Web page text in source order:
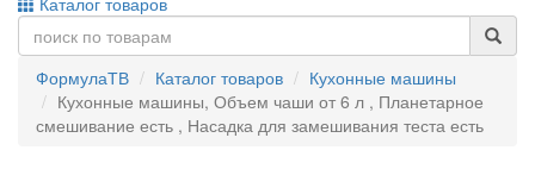
ФормулаТВ Каталог товаров
Кухонные машины
Кухонные машины, Объем чаши от 6 л , Планетарное
смешивание есть , Насадка для замешивания теста есть